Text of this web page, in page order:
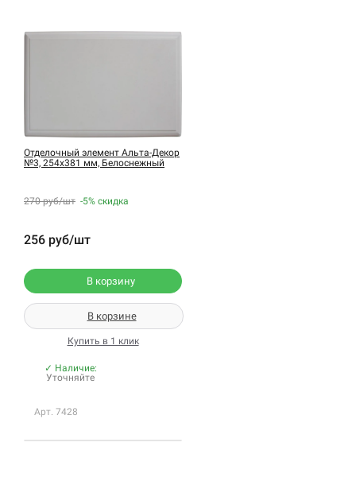
Отделочный элемент Альта-Декор
№3, 254х381 мм, Белоснежный
270 руб/шт -5% скидка
256 руб/шт
В корзину
В корзине
Купить в 1 клик
✓ Наличие:
Уточняйте
Арт. 7428